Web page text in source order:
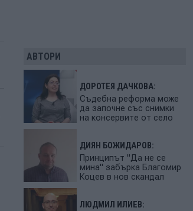
АВТОРИ
ДОРОТЕЯ ДАЧКОВА:
Съдебна реформа може
да започне със снимки
на консервите от село
ДИЯН БОЖИДАРОВ:
Принципът "Да не се
мина" забърка Благомир
Коцев в нов скандал
ЛЮДМИЛ ИЛИЕВ: